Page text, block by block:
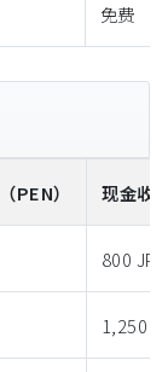
免费
（PEN） 现金收
800 JPY
1,250